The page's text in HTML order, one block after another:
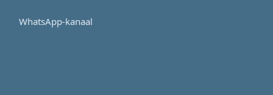
WhatsApp-kanaal